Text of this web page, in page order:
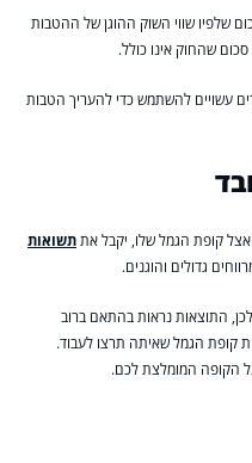
שלפיו שווי השוק ההוגן של ההטבות
שהחוק אינו כולל.
עשויים להשתמש כדי להעריך הטבות
קופת הגמל שלו, יקבל אתתשואות
גדולים והוגנים.
התוצאות נראות בהתאם ברוב
קופת הגמל שאיתה תרצו לעבוד.
הקופה המומלצת לכם.